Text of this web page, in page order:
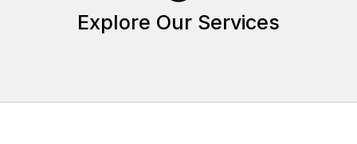
Explore Our Services